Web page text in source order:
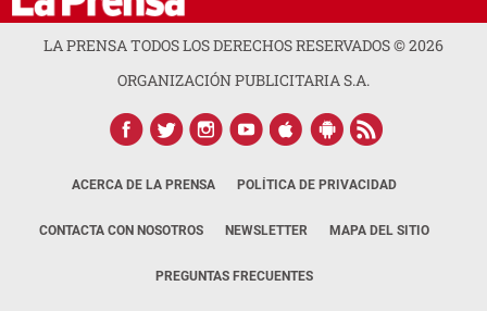
LA PRENSA TODOS LOS DERECHOS RESERVADOS ©2026
ORGANIZACIÓN PUBLICITARIA S.A.
ACERCA DE LA PRENSA POLÍTICA DE PRIVACIDAD
CONTACTA CON NOSOTROS NEWSLETTER MAPA DEL SITIO
PREGUNTAS FRECUENTES